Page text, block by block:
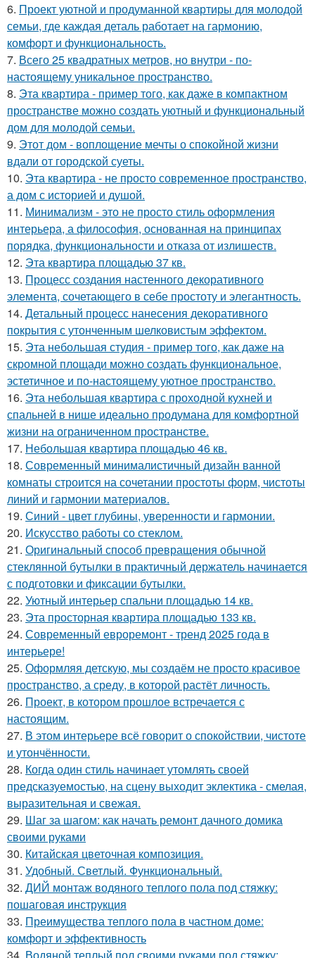
6. Проект уютной и продуманной квартиры для молодой
семьи, где каждая деталь работает на гармонию,
комфорт и функциональность.
7. Всего 25 квадратных метров, но внутри - по-
настоящему уникальное пространство.
8. Эта квартира - пример того, как даже в компактном
пространстве можно создать уютный и функциональный
дом для молодой семьи.
9. Этот дом - воплощение мечты о спокойной жизни
вдали от городской суеты.
10. Эта квартира - не просто современное пространство,
а дом с историей и душой.
11. Минимализм - это не просто стиль оформления
интерьера, а философия, основанная на принципах
порядка, функциональности и отказа от излишеств.
12. Эта квартира площадью 37 кв.
13. Процесс создания настенного декоративного
элемента, сочетающего в себе простоту и элегантность.
14. Детальный процесс нанесения декоративного
покрытия с утонченным шелковистым эффектом.
15. Эта небольшая студия - пример того, как даже на
скромной площади можно создать функциональное,
эстетичное и по-настоящему уютное пространство.
16. Эта небольшая квартира с проходной кухней и
спальней в нише идеально продумана для комфортной
жизни на ограниченном пространстве.
17. Небольшая квартира площадью 46 кв.
18. Современный минималистичный дизайн ванной
комнаты строится на сочетании простоты форм, чистоты
линий и гармонии материалов.
19. Синий - цвет глубины, уверенности и гармонии.
20. Искусство работы со стеклом.
21. Оригинальный способ превращения обычной
стеклянной бутылки в практичный держатель начинается
с подготовки и фиксации бутылки.
22. Уютный интерьер спальни площадью 14 кв.
23. Эта просторная квартира площадью 133 кв.
24. Современный евроремонт - тренд 2025 года в
интерьере!
25. Оформляя детскую, мы создаём не просто красивое
пространство, а среду, в которой растёт личность.
26. Проект, в котором прошлое встречается с
настоящим.
27. В этом интерьере всё говорит о спокойствии, чистоте
и утончённости.
28. Когда один стиль начинает утомлять своей
предсказуемостью, на сцену выходит эклектика - смелая,
выразительная и свежая.
29. Шаг за шагом: как начать ремонт дачного домика
своими руками
30. Китайская цветочная композиция.
31. Удобный. Светлый. Функциональный.
32. ДИЙ монтаж водяного теплого пола под стяжку:
пошаговая инструкция
33. Преимущества теплого пола в частном доме:
комфорт и эффективность